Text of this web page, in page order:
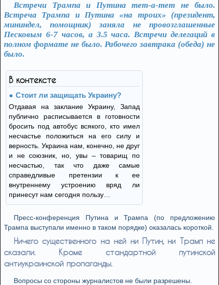
Встречи Трампа и Путина тет-а-тет не было.
Встреча Трампа и Путина «на троих» (президент,
мининдел, помощник) заняла не провозглашенные
Песковым 6-7 часов, а 3.5 часа. Встречи делегаций в
полном формате не было. Рабочего завтрака (обеда) не
было.
В контексте
Стоит ли защищать Украину?
Отдавая на заклание Украину, Запад
публично расписывается в готовности
бросить под автобус всякого, кто имел
несчастье положиться на его силу и
верность. Украина нам, конечно, не друг
и не союзник, но, увы – товарищ по
несчастью, так что даже самые
справедливые претензии к ее
внутреннему устроению вряд ли
принесут нам сегодня пользу…
Пресс-конференция Путина и Трампа (по предложению
Трампа выступали именно в таком порядке) оказалась короткой.
Ничего существенного на ней ни Путин, ни Трамп не
сказали. Кроме стандартной путинской
антиукраинской пропаганды.
Вопросы со стороны журналистов не были разрешены.